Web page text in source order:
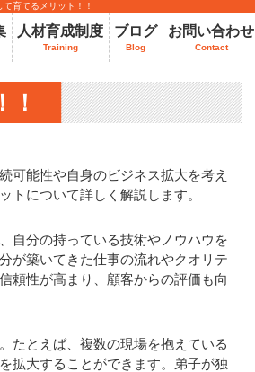
育てるメリット！！
人材育成制度
Training
ブログ
Blog
お問い合わせ
Contact
可能性や自身のビジネス拡大を考え
トについて詳しく解説します。
自分の持っている技術やノウハウを
が築いてきた仕事の流れやクオリテ
頼性が高まり、顧客からの評価も向
たとえば、複数の現場を抱えている
拡大することができます。弟子が独